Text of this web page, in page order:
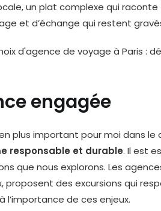
un plat complexe qui raconte
et d’échange qui restent
engagée
plus important pour moi dans
responsable et durable. Il est
que nous explorons. Les
proposent des excursions qui
l’importance de ces enjeux.